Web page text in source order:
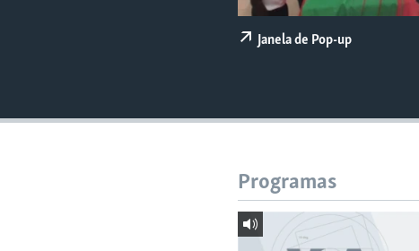
Janela de Pop-up
Programas